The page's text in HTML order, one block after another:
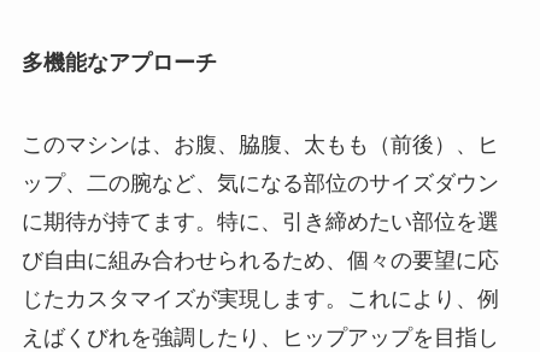
多機能なアプローチ
このマシンは、お腹、脇腹、太もも（前後）、ヒ
ップ、二の腕など、気になる部位のサイズダウン
に期待が持てます。特に、引き締めたい部位を選
び自由に組み合わせられるため、個々の要望に応
じたカスタマイズが実現します。これにより、例
えばくびれを強調したり、ヒップアップを目指し